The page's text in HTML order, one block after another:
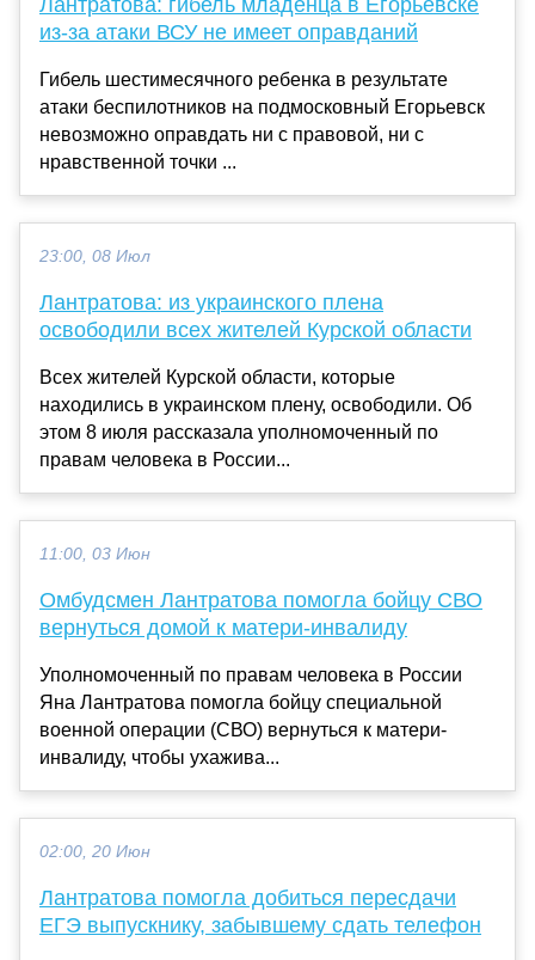
из-за атаки ВСУ не имеет оправданий
Гибель шестимесячного ребенка в результате
атаки беспилотников на подмосковный Егорьевск
невозможно оправдать ни с правовой, ни с
нравственной точки ...
23:00, 08 Июл
Лантратова: из украинского плена
освободили всех жителей Курской области
Всех жителей Курской области, которые
находились в украинском плену, освободили. Об
этом 8 июля рассказала уполномоченный по
правам человека в России...
11:00, 03 Июн
Омбудсмен Лантратова помогла бойцу СВО
вернуться домой к матери-инвалиду
Уполномоченный по правам человека в России
Яна Лантратова помогла бойцу специальной
военной операции (СВО) вернуться к матери-
инвалиду, чтобы ухажива...
02:00, 20 Июн
Лантратова помогла добиться пересдачи
ЕГЭ выпускнику, забывшему сдать телефон